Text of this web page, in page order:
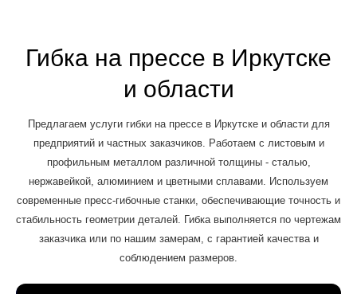
Гибка на прессе в Иркутске
и области
Предлагаем услуги гибки на прессе в Иркутске и области для
предприятий и частных заказчиков. Работаем с листовым и
профильным металлом различной толщины - сталью,
нержавейкой, алюминием и цветными сплавами. Используем
современные пресс-гибочные станки, обеспечивающие точность и
стабильность геометрии деталей. Гибка выполняется по чертежам
заказчика или по нашим замерам, с гарантией качества и
соблюдением размеров.